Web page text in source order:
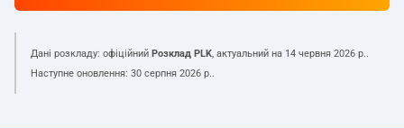
Дані розкладу: офіційний Розклад PLK, актуальний на 14 червня 2026 р..
Наступне оновлення: 30 серпня 2026 р..